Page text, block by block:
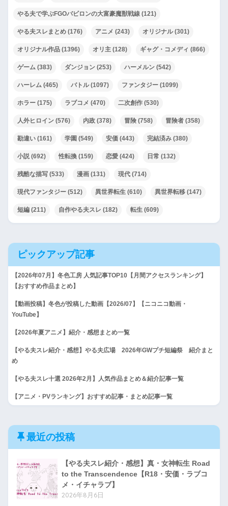
やる夫で学ぶFGOバビロンの大富豪魔獣戦線 (121)
やる夫スレまとめ (176) アニメ (243) オリジナル(301)
オリジナル作品 (1396) オリ主 (128) ギャグ・コメディ (866)
ゲーム (383) ダンジョン (253) ハーメルン (542)
ハーレム (465) バトル(1097) ファンタジー (1099)
ホラー (175) ラブコメ (470) 二次創作 (530)
人外ヒロイン (576) 内政 (378) 冒険 (758) 冒険者 (358)
勘違い (161) 学園 (549) 安価 (443) 完結済み (380)
小説 (692) 性転換 (159) 恋愛 (424) 日常 (132)
残酷な描写 (533) 漫画 (131) 現代 (714)
現代ファンタジー (512) 異世界転生 (610) 異世界転移 (147)
短編 (211) 自作やる夫スレ (182) 転生 (609)
ピックアップ記事
【2026年07月】冬色工房 人気記事TOP10【月間アクセスランキング】
【おすすめ作品まとめ】
【動画投稿】冬色が投稿した動画【2026/07】【ニコニコ動画・
YouTube】
【2026年夏アニメ】紹介・感想まとめ一覧
【やる夫スレ紹介・感想】やる夫広場 2026年GWプチ短編祭 紹介まと
め
【やる夫スレ十選 2026年2月】人気作品まとめ＆紹介記事一覧
【アニメ・PVランキング】おすすめ記事・まとめ記事一覧
最近の投稿
【やる夫スレ紹介・感想】真・女神転生 Road
to the Transcendence【R18・安価・ラブコ
メ・イチャラブ】
2026年8月6日